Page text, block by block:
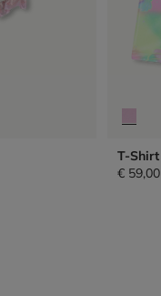
T-Shirt
€ 59,00